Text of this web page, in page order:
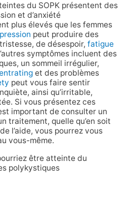
du SOPK présentent des
et d’anxiété
plus élevés que les femmes
peut produire des
de désespoir, fatigue
symptômes incluent des
un sommeil irrégulier,
et des problèmes
peut vous faire sentir
ainsi qu’irritable,
Si vous présentez ces
important de consulter un
traitement, quelle qu’en soit
l’aide, vous pourrez vous
vous-même.
être atteinte du
polykystiques